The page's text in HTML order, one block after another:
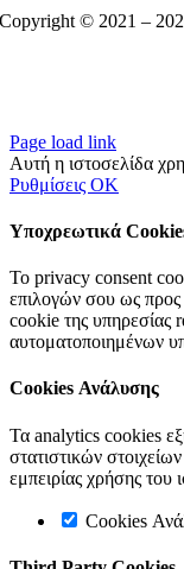
Copyright © 2021 –
Page load link
Αυτή η ιστοσελίδα
Ρυθμίσεις OK
Υποχρεωτικά
Το privacy consent
επιλογών σου ως
cookie της υπηρεσίας
αυτοματοποιημένων
Cookies Ανάλυσης
Τα analytics cookies
στατιστικών
εμπειρίας χρήσης του
Cookies